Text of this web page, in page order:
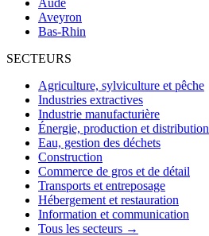
Aveyron
Bas-Rhin
SECTEURS
Agriculture, sylviculture et pêche
Industries extractives
Industrie manufacturière
Énergie, production et distribution
Eau, gestion des déchets
Construction
Commerce de gros et de détail
Transports et entreposage
Hébergement et restauration
Information et communication
Tous les secteurs →